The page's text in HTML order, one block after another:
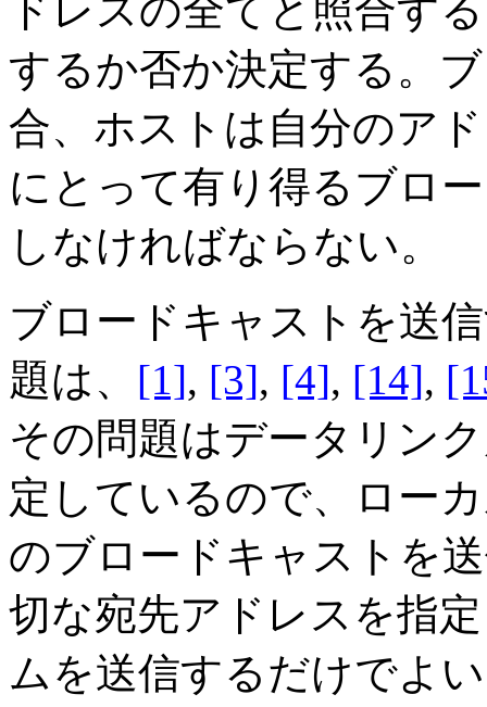
ドレスの全てと照合す
するか否か決定する。
合、ホストは自分のア
にとって有り得るブロ
しなければならない。
ブロードキャストを送
題は、 [1], [3], [4], [14],
その問題はデータリン
定しているので、ロー
のブロードキャストを
切な宛先アドレスを指
ムを送信するだけでよ